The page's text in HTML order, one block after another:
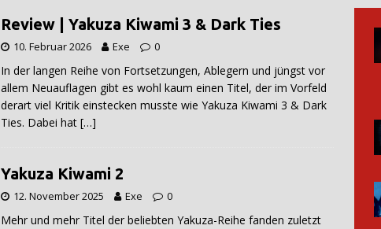
Review | Yakuza Kiwami 3 & Dark Ties
10. Februar 2026 Exe 0
In der langen Reihe von Fortsetzungen, Ablegern und jüngst vor
allem Neuauflagen gibt es wohl kaum einen Titel, der im Vorfeld
derart viel Kritik einstecken musste wie Yakuza Kiwami 3 & Dark
Ties. Dabei hat […]
Yakuza Kiwami 2
12. November 2025 Exe 0
Mehr und mehr Titel der beliebten Yakuza-Reihe fanden zuletzt